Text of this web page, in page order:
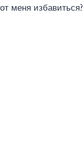
меня избавиться?